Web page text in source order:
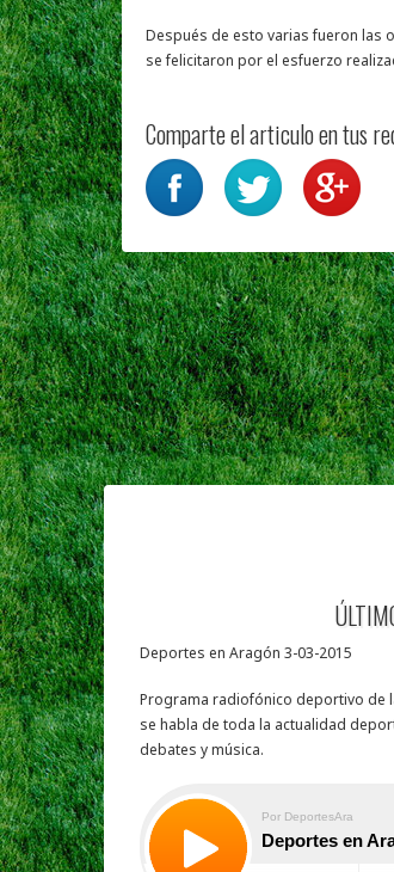
Después de esto varias fueron las
se felicitaron por el esfuerzo
Comparte el articulo en tus
Deportes en Aragón 3-03-2015
Programa radiofónico deportivo de
se habla de toda la actualidad
debates y música.